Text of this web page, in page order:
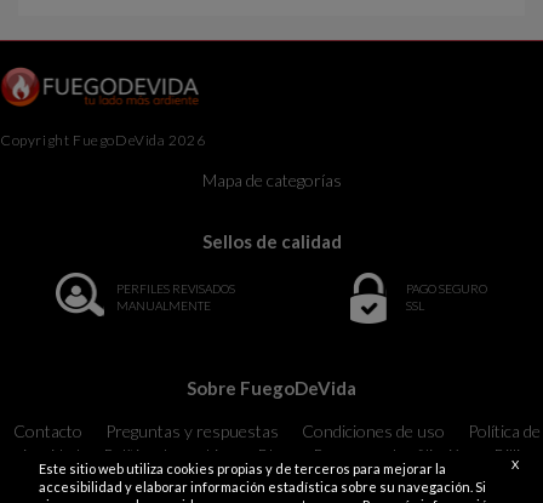
Copyright FuegoDeVida 2026
Mapa de categorías
Sellos de calidad
PERFILES REVISADOS
MANUALMENTE
PAGO SEGURO
SSL
Sobre FuegoDeVida
Contacto Preguntas y respuestas Condiciones de uso
Política de
privacidad
Política de cookies Blog Programa de afiliación
Billing
Support
18 U.S.C. 2257 Record-Keeping Requirements Compliance
Este sitio web utiliza cookies propias y de terceros para mejorar la
accesibilidad y elaborar información estadística sobre su navegación. Si
X